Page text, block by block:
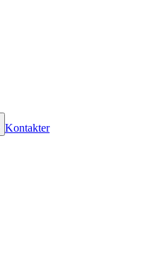
Kontakter